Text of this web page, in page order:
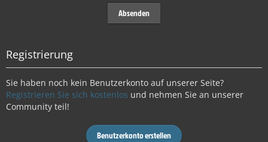
Registrierung
Sie haben noch kein Benutzerkonto auf unserer Seite?
Registrieren Sie sich kostenlos und nehmen Sie an unserer
Community teil!
Benutzerkonto erstellen